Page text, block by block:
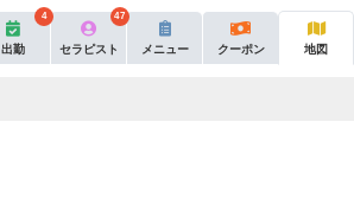
出勤
4
セラピスト
47
メニュー クーポン 地図